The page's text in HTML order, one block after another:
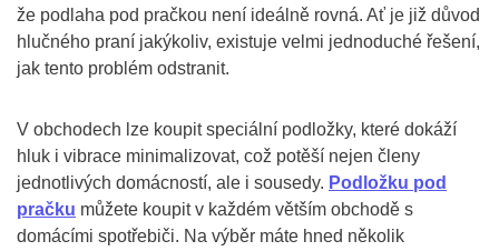
že podlaha pod pračkou není ideálně rovná. Ať je již důvod
hlučného praní jakýkoliv, existuje velmi jednoduché řešení,
jak tento problém odstranit.
V obchodech lze koupit speciální podložky, které dokáží
hluk i vibrace minimalizovat, což potěší nejen členy
jednotlivých domácností, ale i sousedy. Podložku pod
pračku můžete koupit v každém větším obchodě s
domácími spotřebiči. Na výběr máte hned několik